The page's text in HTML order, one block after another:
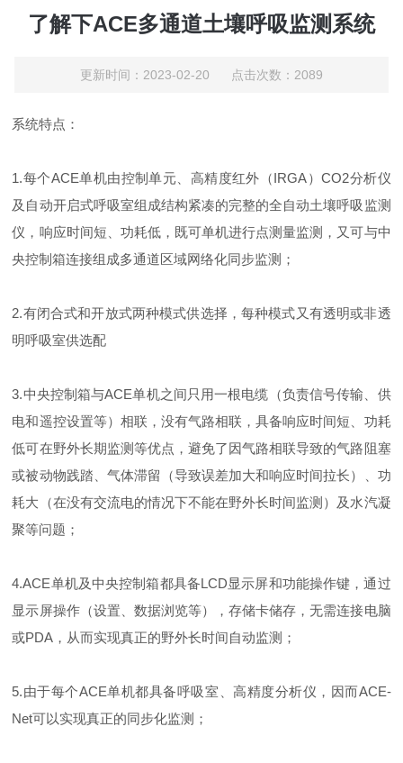
了解下ACE多通道土壤呼吸监测系统
更新时间：2023-02-20 点击次数：2089
系统特点：
1.每个ACE单机由控制单元、高精度红外（IRGA）CO2分析仪
及自动开启式呼吸室组成结构紧凑的完整的全自动土壤呼吸监测
仪，响应时间短、功耗低，既可单机进行点测量监测，又可与中
央控制箱连接组成多通道区域网络化同步监测；
2.有闭合式和开放式两种模式供选择，每种模式又有透明或非透
明呼吸室供选配
3.中央控制箱与ACE单机之间只用一根电缆（负责信号传输、供
电和遥控设置等）相联，没有气路相联，具备响应时间短、功耗
低可在野外长期监测等优点，避免了因气路相联导致的气路阻塞
或被动物践踏、气体滞留（导致误差加大和响应时间拉长）、功
耗大（在没有交流电的情况下不能在野外长时间监测）及水汽凝
聚等问题；
4.ACE单机及中央控制箱都具备LCD显示屏和功能操作键，通过
显示屏操作（设置、数据浏览等），存储卡储存，无需连接电脑
或PDA，从而实现真正的野外长时间自动监测；
5.由于每个ACE单机都具备呼吸室、高精度分析仪，因而ACE-
Net可以实现真正的同步化监测；